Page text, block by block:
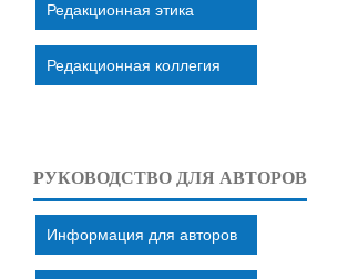
Редакционная этика
Редакционная коллегия
РУКОВОДСТВО ДЛЯ АВТОРОВ
Информация для авторов